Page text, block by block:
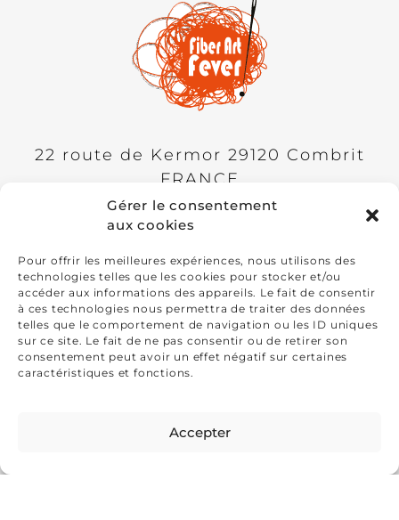
Gérer le consentement
aux cookies
Pour offrir les meilleures expériences, nous utilisons des
technologies telles que les cookies pour stocker et/ou
accéder aux informations des appareils. Le fait de consentir
à ces technologies nous permettra de traiter des données
telles que le comportement de navigation ou les ID uniques
sur ce site. Le fait de ne pas consentir ou de retirer son
consentement peut avoir un effet négatif sur certaines
caractéristiques et fonctions.
Accepter
22 route de Kermor 29120 Combrit
FRANCE
Présidente: Paty Vilo
+33(0)6 98 75 90 95
ADHÉSION
FAQ
Mentions légales
Déclaration de confidentialité